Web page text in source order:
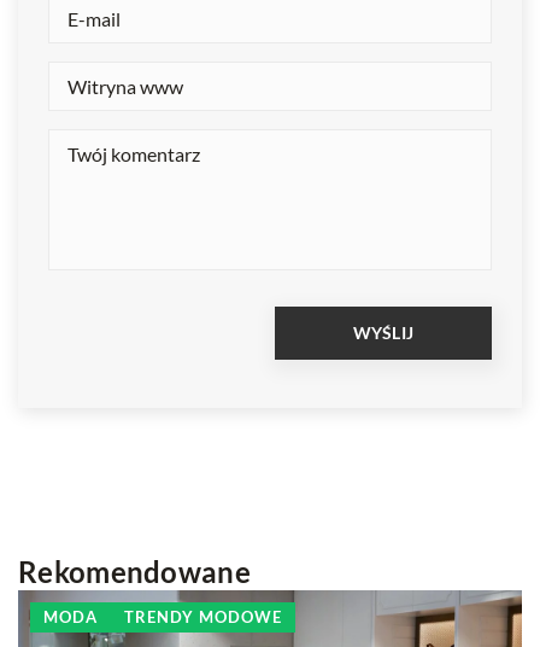
Rekomendowane
MODA TRENDY MODOWE